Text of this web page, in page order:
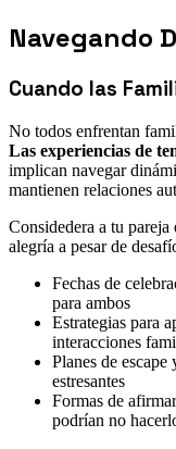
Navegando
Cuando las
No todos enfrentan
Las experiencias de
implican navegar
mantienen relaciones
Considedera a tu
alegría a pesar de
Fechas de
para ambos
Estrategias para
interacciones
Planes de
estresantes
Formas de
podrían no